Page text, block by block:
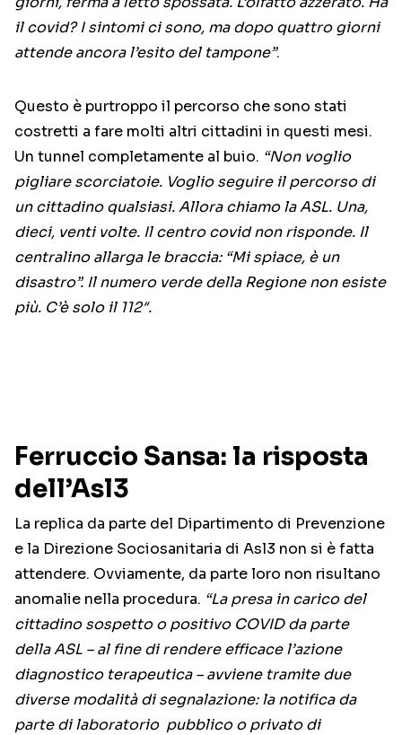
il covid? I sintomi ci sono, ma dopo quattro giorni
attende ancora l’esito del tampone”.
Questo è purtroppo il percorso che sono stati
costretti a fare molti altri cittadini in questi mesi.
Un tunnel completamente al buio. “Non voglio
pigliare scorciatoie. Voglio seguire il percorso di
un cittadino qualsiasi. Allora chiamo la ASL. Una,
dieci, venti volte. Il centro covid non risponde. Il
centralino allarga le braccia: “Mi spiace, è un
disastro”. Il numero verde della Regione non esiste
più. C’è solo il 112″.
Ferruccio Sansa: la risposta
dell’Asl3
La replica da parte del Dipartimento di Prevenzione
e la Direzione Sociosanitaria di Asl3 non si è fatta
attendere. Ovviamente, da parte loro non risultano
anomalie nella procedura. “La presa in carico del
cittadino sospetto o positivo COVID da parte
della ASL – al fine di rendere efficace l’azione
diagnostico terapeutica – avviene tramite due
diverse modalità di segnalazione: la notifica da
parte di laboratorio pubblico o privato di